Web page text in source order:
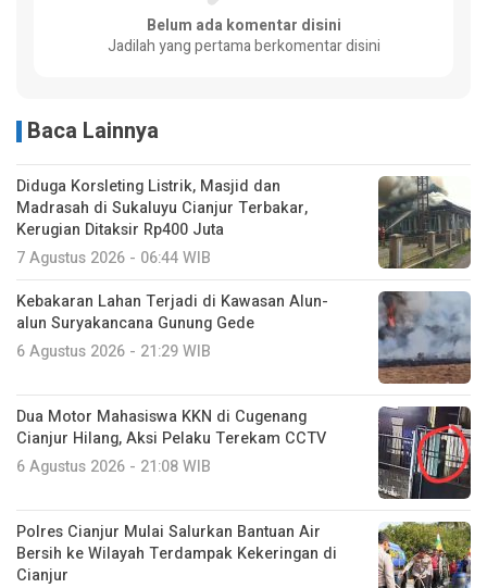
Belum ada komentar disini
Jadilah yang pertama berkomentar disini
Baca Lainnya
Diduga Korsleting Listrik, Masjid dan
Madrasah di Sukaluyu Cianjur Terbakar,
Kerugian Ditaksir Rp400 Juta
7 Agustus 2026 - 06:44 WIB
Kebakaran Lahan Terjadi di Kawasan Alun-
alun Suryakancana Gunung Gede
6 Agustus 2026 - 21:29 WIB
Dua Motor Mahasiswa KKN di Cugenang
Cianjur Hilang, Aksi Pelaku Terekam CCTV
6 Agustus 2026 - 21:08 WIB
Polres Cianjur Mulai Salurkan Bantuan Air
Bersih ke Wilayah Terdampak Kekeringan di
Cianjur